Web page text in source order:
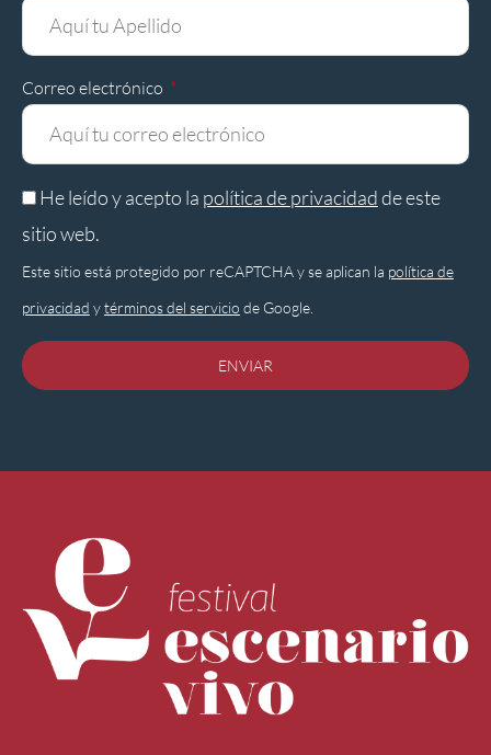
Correo electrónico
He leído y acepto la política de privacidadde este
sitio web.
Este sitio está protegido por reCAPTCHA y se aplican la política de
privacidad ytérminos del servicio de Google.
ENVIAR